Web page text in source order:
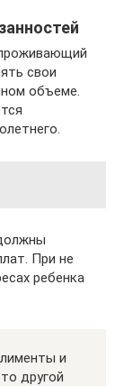
свои
объеме.
При не
ребенка
и
другой